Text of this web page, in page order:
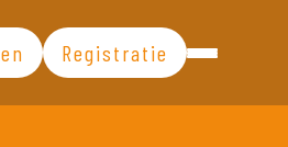
Linkedin
sur Facebook
Registratie